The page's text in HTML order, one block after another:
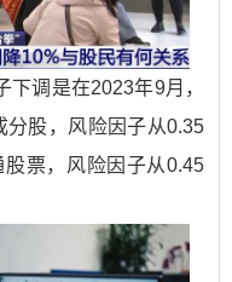
下调是在2023年9月，
分股，风险因子从0.35
票，风险因子从0.45